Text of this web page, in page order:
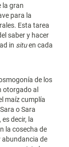
la gran
para la
Esta tarea
saber y hacer
in situen cada
de los
otorgado al
maíz cumplía
o Sara
es decir, la
la cosecha de
abundancia de